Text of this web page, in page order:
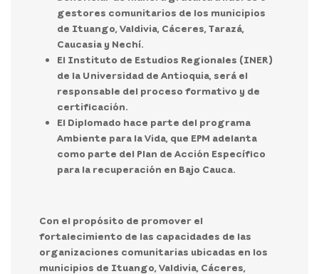
gestores comunitarios de los municipios
de Ituango, Valdivia, Cáceres, Tarazá,
Caucasia y Nechí.
El Instituto de Estudios Regionales (INER)
de la Universidad de Antioquia, será el
responsable del proceso formativo y de
certificación.
El Diplomado hace parte del programa
Ambiente para la Vida, que EPM adelanta
como parte del Plan de Acción Específico
para la recuperación en Bajo Cauca.
Con el propósito de promover el
fortalecimiento de las capacidades de las
organizaciones comunitarias ubicadas en los
municipios de Ituango, Valdivia, Cáceres,